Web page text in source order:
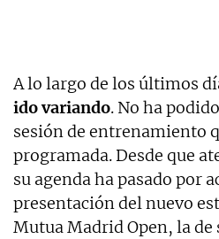
A lo largo de los últimos
ido variando. No ha
sesión de entrenamiento
programada. Desde que
su agenda ha pasado por
presentación del nuevo
Mutua Madrid Open, la